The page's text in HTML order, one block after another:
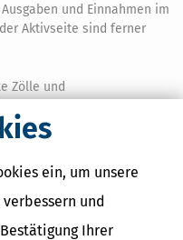
ein, um unsere
und
Ihrer
und Einnahmen im
Aktivseite sind ferner
Zölle und
des Vorratsvermögens
Umsatzsteuer
Anzahlungen.